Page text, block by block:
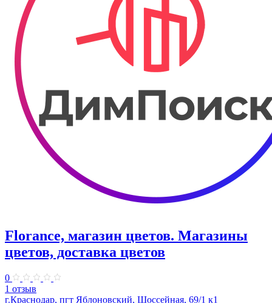
Florance, магазин цветов. Магазины
цветов, доставка цветов
0
1 отзыв
г.Краснодар, пгт Яблоновский, Шоссейная, 69/1 к1